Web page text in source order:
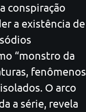
conspiração
a existência de
“monstro da
fenômenos
O arco
a série, revela